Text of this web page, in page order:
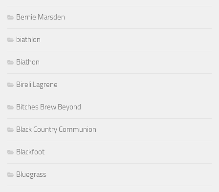
Bernie Marsden
biathlon
Biathon
Bireli Lagrene
Bitches Brew Beyond
Black Country Communion
Blackfoot
Bluegrass